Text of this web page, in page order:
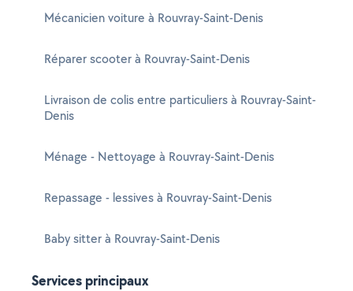
Mécanicien voiture à Rouvray-Saint-Denis
Réparer scooter à Rouvray-Saint-Denis
Livraison de colis entre particuliers à Rouvray-Saint-
Denis
Ménage - Nettoyage à Rouvray-Saint-Denis
Repassage - lessives à Rouvray-Saint-Denis
Baby sitter à Rouvray-Saint-Denis
Services principaux